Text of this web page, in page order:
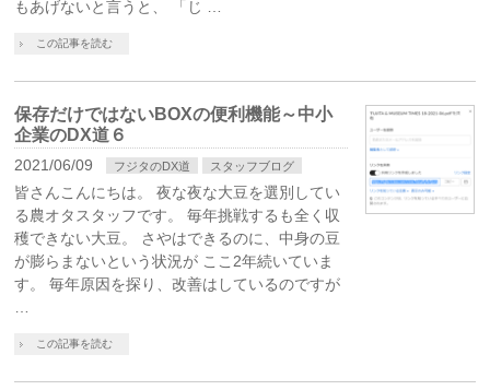
もあげないと言うと、 「じ …
この記事を読む
保存だけではないBOXの便利機能～中小
企業のDX道６
2021/06/09 フジタのDX道 スタッフブログ
皆さんこんにちは。 夜な夜な大豆を選別してい
る農オタスタッフです。 毎年挑戦するも全く収
穫できない大豆。 さやはできるのに、中身の豆
が膨らまないという状況が ここ2年続いていま
す。 毎年原因を探り、改善はしているのですが
この記事を読む